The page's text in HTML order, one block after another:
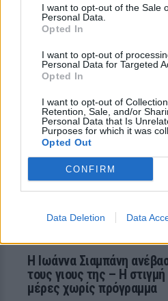
I want to opt-out of the Sale
Personal Data.
Opted In
I want to opt-out of
Personal Data for Targeted
Opted In
I want to opt-out of
Retention, Sale, and/or
Personal Data that Is
Purposes for which it was
Opted Out
CONFIRM
Data Deletion Data
ΟΦΗ
παραλία
Μέσα από
H Ιωάννα Σιαμπάνη
τους γιους της – Η
μέρες χωρίς πρόγραμμα